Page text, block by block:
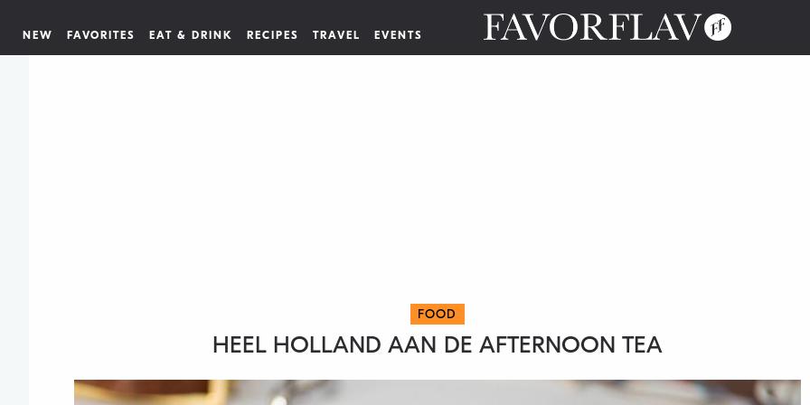
NEW FAVORITES EAT & DRINK RECIPES TRAVEL EVENTS
FOOD
HEEL HOLLAND AAN DE AFTERNOON TEA